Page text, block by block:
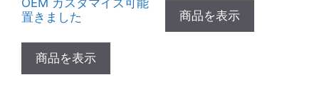
OEM カスタマイズ可能
置きました
商品を表示
商品を表示